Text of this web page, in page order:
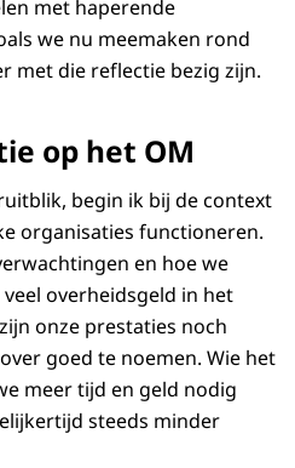
met haperende
we nu meemaken rond
met die reflectie bezig zijn.
op het OM
begin ik bij de context
organisaties functioneren.
en hoe we
overheidsgeld in het
onze prestaties noch
goed te noemen. Wie het
meer tijd en geld nodig
steeds minder